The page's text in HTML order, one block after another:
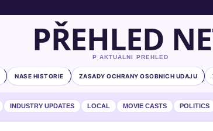
PŘEHLED
P AKTUALNI PREHLED
NASE HISTORIE ZASADY OCHRANY OSOBNICH UDAJU
INDUSTRY UPDATES LOCAL MOVIE CASTS POLITICS